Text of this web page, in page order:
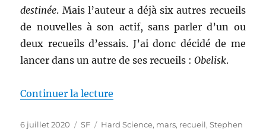
destinée. Mais l’auteur a déjà six autres recueils
de nouvelles à son actif, sans parler d’un ou
deux recueils d’essais. J’ai donc décidé de me
lancer dans un autre de ses recueils :Obelisk.
Continuer la lecture
Publié
6 juillet 2020 Catégories
SF Étiquettes
Hard Science, mars, recueil,Stephen